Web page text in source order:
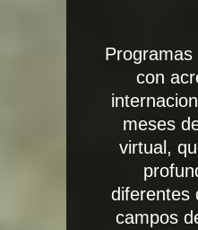
con
meses
virtual,
diferentes
campos